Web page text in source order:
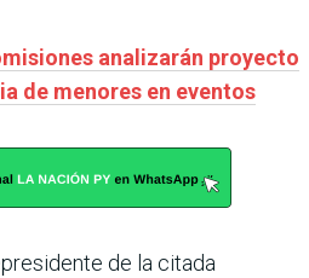
analizarán proyecto
de menores en eventos
de la citada